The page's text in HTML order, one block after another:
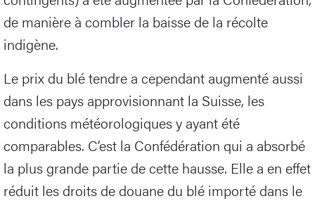
de manière à combler la baisse de la récolte
indigène.
Le prix du blé tendre a cependant augmenté aussi
dans les pays approvisionnant la Suisse, les
conditions météorologiques y ayant été
comparables. C’est la Confédération qui a absorbé
la plus grande partie de cette hausse. Elle a en effet
réduit les droits de douane du blé importé dans le